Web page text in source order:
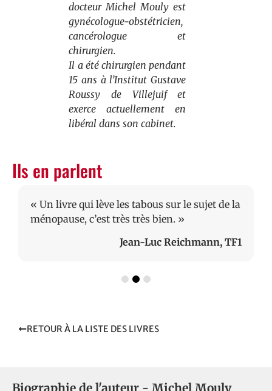
docteur Michel Mouly est
gynécologue-obstétricien,
cancérologue et
chirurgien.
Il a été chirurgien pendant
15 ans à l’Institut Gustave
Roussy de Villejuif et
exerce actuellement en
libéral dans son cabinet.
Ils en parlent
« Un livre qui lève les tabous sur le sujet de la
ménopause, c’est très très bien. »
Jean-Luc Reichmann, TF1
RETOUR À LA LISTE DES LIVRES
Biographie de l'auteur - Michel Mouly